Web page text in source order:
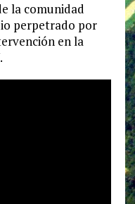
la comunidad
perpetrado por
en la